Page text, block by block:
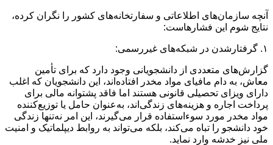
آنچه سازمان‌های اطلاعاتی و سفارتخانه‌های کشور را نگران کرده،
نتایج شوم این فشارهاست:
۱. گرفتارشدن در شبکه‌های غیررسمی:
گزارش‌های متعددی از دانشجویانی وجود دارد که برای تأمین
معاش، به دام مافیای مواد مخدر افتاده‌اند، این دانشجویان که اغلب
دارای ویزای تحصیلی قانونی هستند اما فاقد پشتوانه مالی برای
پرداخت اجاره و هزینه‌های زندگی‌اند، به‌عنوان حامل یا توزیع‌کننده
مواد مخدر مورد سوءاستفاده قرار می‌گیرند، این امر نه‌تنها زندگی
خود دانشجو را تباه می‌کند، بلکه می‌تواند به روابط دیپلماتیک و امنیت
ملی نیز خدشه وارد نماید.